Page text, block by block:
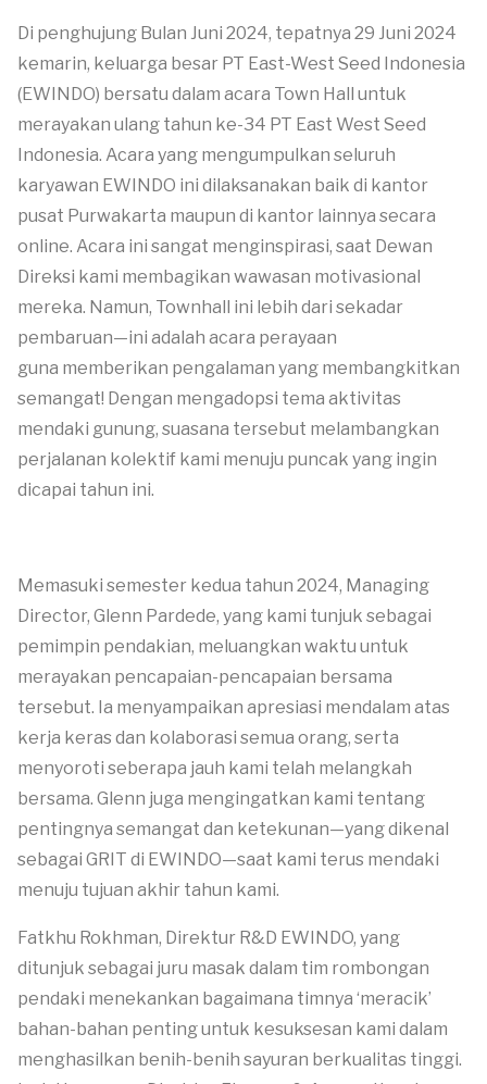
Di penghujung Bulan Juni 2024, tepatnya 29 Juni 2024
kemarin, keluarga besar PT East-West Seed Indonesia
(EWINDO) bersatu dalam acara Town Hall untuk
merayakan ulang tahun ke-34 PT East West Seed
Indonesia. Acara yang mengumpulkan seluruh
karyawan EWINDO ini dilaksanakan baik di kantor
pusat Purwakarta maupun di kantor lainnya secara
online. Acara ini sangat menginspirasi, saat Dewan
Direksi kami membagikan wawasan motivasional
mereka. Namun, Townhall ini lebih dari sekadar
pembaruan—ini adalah acara perayaan
guna memberikan pengalaman yang membangkitkan
semangat! Dengan mengadopsi tema aktivitas
mendaki gunung, suasana tersebut melambangkan
perjalanan kolektif kami menuju puncak yang ingin
dicapai tahun ini.
Memasuki semester kedua tahun 2024, Managing
Director, Glenn Pardede, yang kami tunjuk sebagai
pemimpin pendakian, meluangkan waktu untuk
merayakan pencapaian-pencapaian bersama
tersebut. Ia menyampaikan apresiasi mendalam atas
kerja keras dan kolaborasi semua orang, serta
menyoroti seberapa jauh kami telah melangkah
bersama. Glenn juga mengingatkan kami tentang
pentingnya semangat dan ketekunan—yang dikenal
sebagai GRIT di EWINDO—saat kami terus mendaki
menuju tujuan akhir tahun kami.
Fatkhu Rokhman, Direktur R&D EWINDO, yang
ditunjuk sebagai juru masak dalam tim rombongan
pendaki menekankan bagaimana timnya ‘meracik’
bahan-bahan penting untuk kesuksesan kami dalam
menghasilkan benih-benih sayuran berkualitas tinggi.